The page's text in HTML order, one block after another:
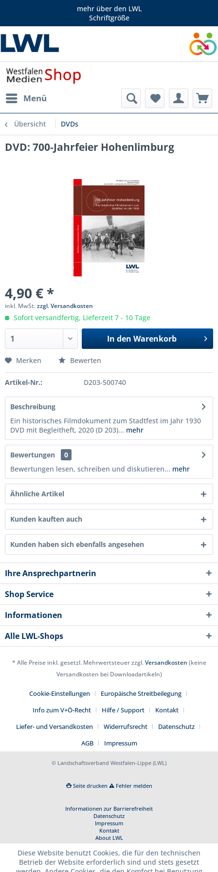
mehr über den LWL
Schriftgröße
Menü
Übersicht DVDs
DVD: 700-Jahrfeier Hohenlimburg
4,90 € *
inkl. MwSt.zzgl. Versandkosten
Sofort versandfertig, Lieferzeit 7 - 10 Tage
In den Warenkorb
Merken Bewerten
Artikel-Nr.: D203-500740
Beschreibung
Ein historisches Filmdokument zum Stadtfest im Jahr 1930
DVD mit Begleitheft, 2020 (D 203)... mehr
Bewertungen
0
Bewertungen lesen, schreiben und diskutieren... mehr
Ähnliche Artikel
Kunden kauften auch
Kunden haben sich ebenfalls angesehen
Ihre Ansprechpartnerin
Shop Service
Informationen
Alle LWL-Shops
* Alle Preise inkl. gesetzl. Mehrwertsteuer zzgl.Versandkosten (keine
Versandkosten bei Downloadartikeln)
Cookie-Einstellungen
Europäische Streitbeilegung
Info zum V+Ö-Recht
Hilfe / Support
Kontakt
Liefer- und Versandkosten
Widerrufsrecht
Datenschutz
AGB
Impressum
© Landschaftsverband Westfalen-Lippe (LWL)
Seite drucken Fehler melden
Informationen zur Barrierefreiheit
Datenschutz
Impressum
Kontakt
About LWL
Diese Website benutzt Cookies, die für den technischen
Betrieb der Website erforderlich sind und stets gesetzt